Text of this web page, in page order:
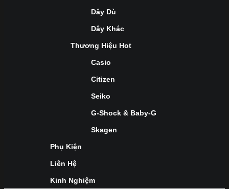
Dây Dù
Dây Khác
Thương Hiệu Hot
Casio
Citizen
Seiko
G-Shock & Baby-G
Skagen
Phụ Kiện
Liên Hệ
Kinh Nghiệm